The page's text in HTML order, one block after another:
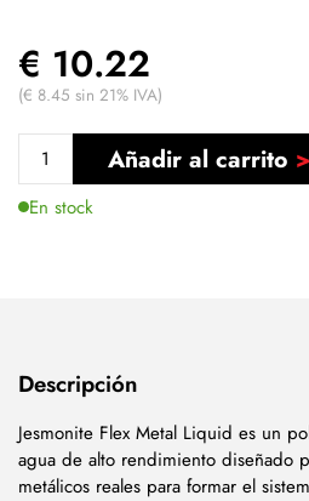
€ 10.22
(€ 8.45 sin 21% IVA)
Añadir al carrito
En stock
Descripción
Jesmonite Flex Metal Liquid es un
agua de alto rendimiento diseñado
metálicos reales para formar el